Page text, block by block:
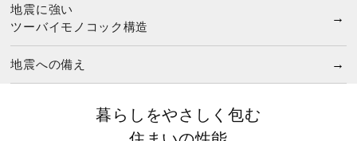
地震に強い
ツーバイモノコック構造
地震への備え
暮らしをやさしく包む